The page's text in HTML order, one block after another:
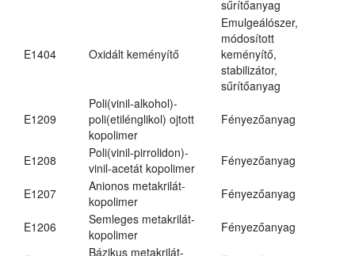
sűrítőanyag
E1404 Oxidált keményítő
Emulgeálószer,
módosított
keményítő,
stabilizátor,
sűrítőanyag
E1209
Poli(vinil-alkohol)-
poli(etilénglikol) ojtott
kopolimer
Fényezőanyag
E1208
Poli(vinil-pirrolidon)-
vinil-acetát kopolimer
Fényezőanyag
E1207
Anionos metakrilát-
kopolimer
Fényezőanyag
E1206
Semleges metakrilát-
kopolimer
Fényezőanyag
Bázikus metakrilát-